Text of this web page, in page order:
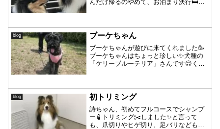
んだけ帰るのやめて、お泊まり決行🛏が
んと聞く）「やったー♪♪♪」（毎回お泊ま
り希望だよ😁）パーシ...
blog ブーケちゃん
ブーケちゃんが遊びに来てくれました🥳
ブーケちゃんはちょっと珍しい✨犬種の
「ケリーブルーテリア」さんです😊くる
神経抜群🐾💨元気いっぱいで遊んでくれ
ました🥳魅力的なおもちゃ...
blog 初トリミング
詩ちゃん、初めてフルコースでシャンプ
ー🧴トリミング✂️しました✨と言って
も、爪切りやヒゲ切り、足バリなどもち